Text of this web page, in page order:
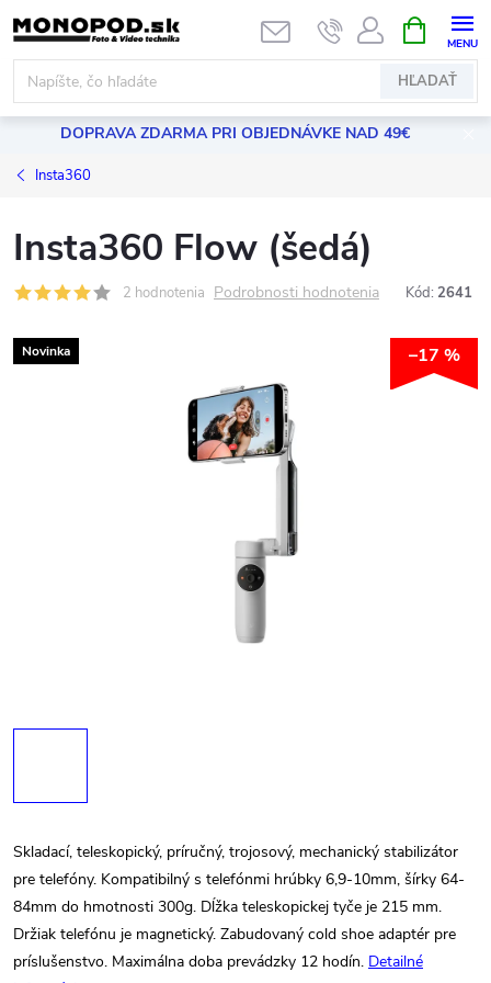
Prejsť
na
obsah
HĽADAŤ
KOŠÍK
DOPRAVA ZDARMA PRI OBJEDNÁVKE NAD 49€
Insta360
Insta360 Flow (šedá)
2 hodnotenia Podrobnosti hodnotenia Kód: 2641
Novinka –17 %
Skladací, teleskopický, príručný, trojosový, mechanický stabilizátor
pre telefóny. Kompatibilný s telefónmi hrúbky 6,9-10mm, šírky 64-
84mm do hmotnosti 300g. Dĺžka teleskopickej tyče je 215 mm.
Držiak telefónu je magnetický. Zabudovaný cold shoe adaptér pre
príslušenstvo. Maximálna doba prevádzky 12 hodín. Detailné